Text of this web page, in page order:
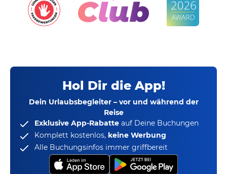
Hol Dir die App!
Dein Urlaubsbegleiter – vor und während der
Reise
Exklusive App-Rabatte auf Deine Buchungen
Komplett kostenlos, keine Werbung
Alle Buchungsinfos immer griffbereit